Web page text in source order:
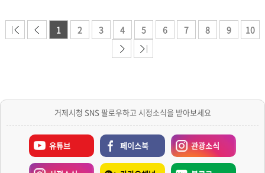
1 2 3 4 5 6 7 8 9 10
거제시청 SNS 팔로우하고 시정소식을 받아보세요
유튜브 페이스북 관광소식